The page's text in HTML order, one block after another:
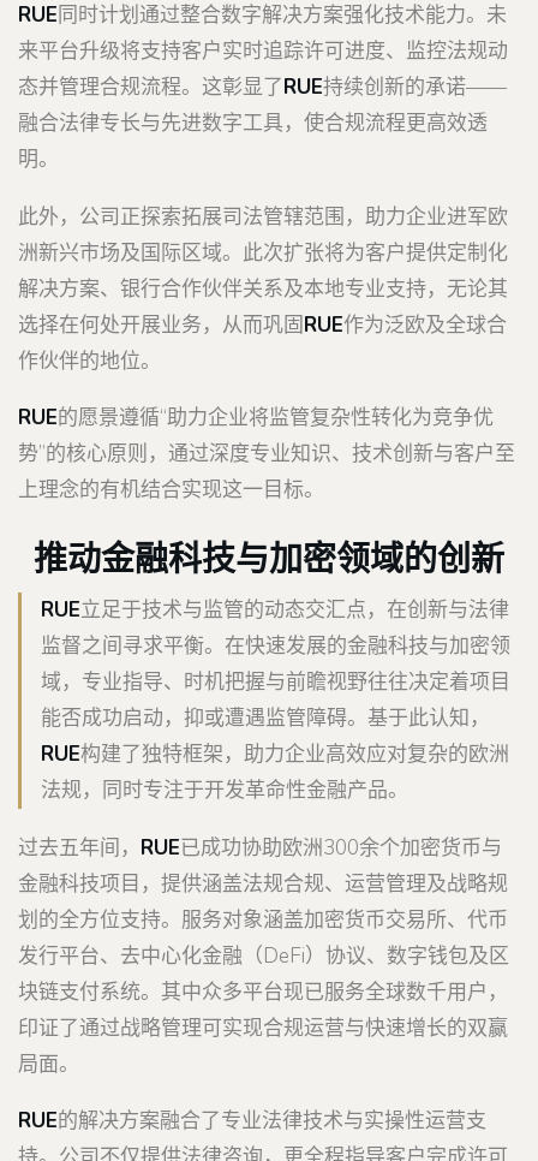
RUE同时计划通过整合数字解决方案强化技术能力。未
来平台升级将支持客户实时追踪许可进度、监控法规动
态并管理合规流程。这彰显了RUE持续创新的承诺——
融合法律专长与先进数字工具，使合规流程更高效透
明。
此外，公司正探索拓展司法管辖范围，助力企业进军欧
洲新兴市场及国际区域。此次扩张将为客户提供定制化
解决方案、银行合作伙伴关系及本地专业支持，无论其
选择在何处开展业务，从而巩固RUE作为泛欧及全球合
作伙伴的地位。
RUE的愿景遵循“助力企业将监管复杂性转化为竞争优
势”的核心原则，通过深度专业知识、技术创新与客户至
上理念的有机结合实现这一目标。
推动金融科技与加密领域的创新
RUE立足于技术与监管的动态交汇点，在创新与法律
监督之间寻求平衡。在快速发展的金融科技与加密领
域，专业指导、时机把握与前瞻视野往往决定着项目
能否成功启动，抑或遭遇监管障碍。基于此认知，
RUE构建了独特框架，助力企业高效应对复杂的欧洲
法规，同时专注于开发革命性金融产品。
过去五年间， RUE已成功协助欧洲300余个加密货币与
金融科技项目，提供涵盖法规合规、运营管理及战略规
划的全方位支持。服务对象涵盖加密货币交易所、代币
发行平台、去中心化金融（DeFi）协议、数字钱包及区
块链支付系统。其中众多平台现已服务全球数千用户，
印证了通过战略管理可实现合规运营与快速增长的双赢
局面。
RUE的解决方案融合了专业法律技术与实操性运营支